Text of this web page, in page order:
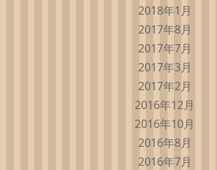
2018年1月
2017年8月
2017年7月
2017年3月
2017年2月
2016年12月
2016年10月
2016年8月
2016年7月